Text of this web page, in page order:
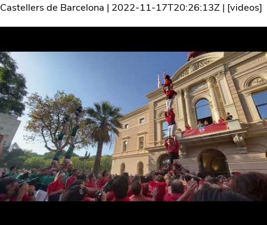
Castellers de Barcelona | 2022-11-17T20:26:13Z | [videos]